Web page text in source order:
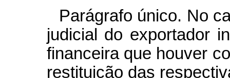
Parágrafo único. No
judicial do exportador
financeira que houver
restituição das